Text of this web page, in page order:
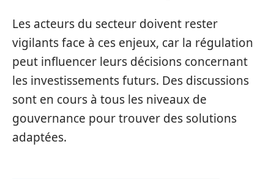
Les acteurs du secteur doivent rester
vigilants face à ces enjeux, car la régulation
peut influencer leurs décisions concernant
les investissements futurs. Des discussions
sont en cours à tous les niveaux de
gouvernance pour trouver des solutions
adaptées.